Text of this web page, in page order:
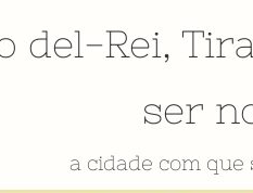
del-Rei,
ser
a cidade com